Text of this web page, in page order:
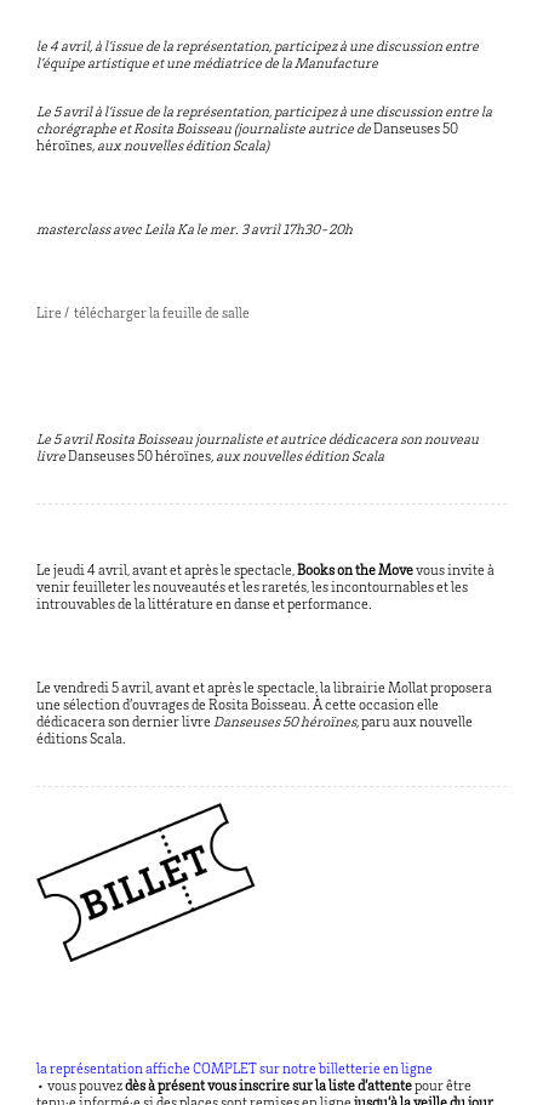
le 4 avril, à l’issue de la représentation, participez à une discussion entre
l’équipe artistique et une médiatrice de la Manufacture
Le 5 avril à l’issue de la représentation, participez à une discussion entre la
chorégraphe et Rosita Boisseau (journaliste autrice deDanseuses 50
héroïnes, aux nouvelles édition Scala)
masterclass avec Leila Ka le mer. 3 avril 17h30-20h
Lire / télécharger la feuille de salle
Le 5 avril Rosita Boisseau journaliste et autrice dédicacera son nouveau
livreDanseuses 50 héroïnes, aux nouvelles édition Scala
Le jeudi 4 avril, avant et après le spectacle,Books on the Movevous invite à
venir feuilleter les nouveautés et les raretés, les incontournables et les
introuvables de la littérature en danse et performance.
Le vendredi 5 avril, avant et après le spectacle, la librairie Mollat proposera
une sélection d’ouvrages de Rosita Boisseau. À cette occasion elle
dédicacera son dernier livre Danseuses 50 héroïnes,paru aux nouvelle
éditions Scala.
la représentation affiche COMPLET sur notre billetterie en ligne
• vous pouvezdès à présent vous inscrire sur la liste d’attentepour être